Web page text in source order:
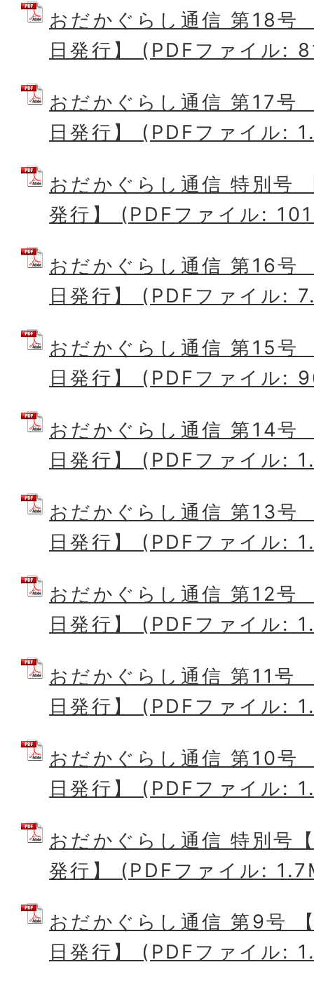
おだかぐらし通信 第18号
日発行】 (PDFファイル:
おだかぐらし通信 第17号
日発行】 (PDFファイル:
おだかぐらし通信 特別号
発行】 (PDFファイル:
おだかぐらし通信 第16号
日発行】 (PDFファイル:
おだかぐらし通信 第15号
日発行】 (PDFファイル:
おだかぐらし通信 第14号
日発行】 (PDFファイル:
おだかぐらし通信 第13号
日発行】 (PDFファイル:
おだかぐらし通信 第12号
日発行】 (PDFファイル:
おだかぐらし通信 第11号
日発行】 (PDFファイル:
おだかぐらし通信 第10号
日発行】 (PDFファイル:
おだかぐらし通信 特別号
発行】 (PDFファイル:
おだかぐらし通信 第9号
日発行】 (PDFファイル: